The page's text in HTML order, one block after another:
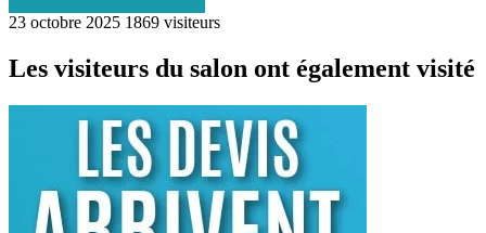
23 octobre 2025 1869 visiteurs
Les visiteurs du salon ont également visité